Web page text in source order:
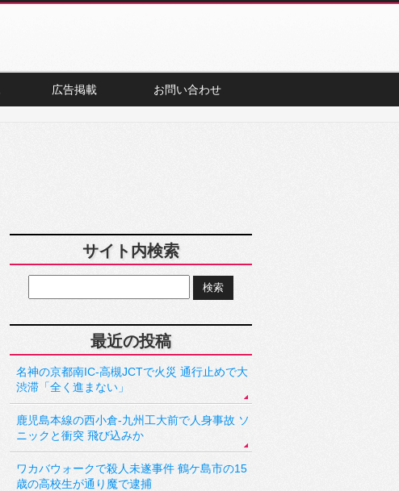
広告掲載 お問い合わせ
サイト内検索
最近の投稿
名神の京都南IC-高槻JCTで火災 通行止めで大
渋滞「全く進まない」
鹿児島本線の西小倉-九州工大前で人身事故 ソ
ニックと衝突 飛び込みか
ワカバウォークで殺人未遂事件 鶴ケ島市の15
歳の高校生が通り魔で逮捕